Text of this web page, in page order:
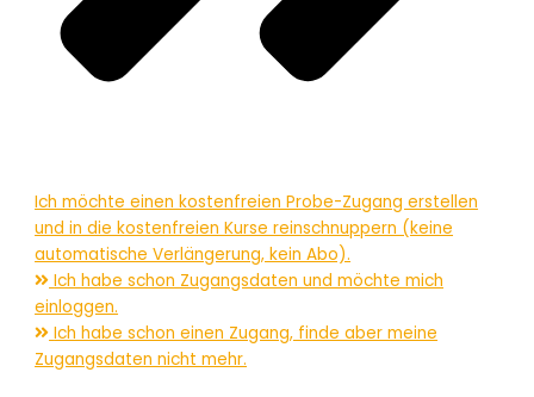
Ich möchte einen kostenfreien Probe-Zugang erstellen
und in die kostenfreien Kurse reinschnuppern (keine
automatische Verlängerung, kein Abo).
Ich habe schon Zugangsdaten und möchte mich
einloggen.
Ich habe schon einen Zugang, finde aber meine
Zugangsdaten nicht mehr.